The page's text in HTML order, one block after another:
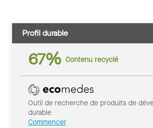
Profil durable
67% Contenu recyclé
Outil de recherche de produits de
durable
Commencer